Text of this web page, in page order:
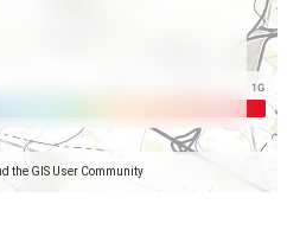
the GIS User Community